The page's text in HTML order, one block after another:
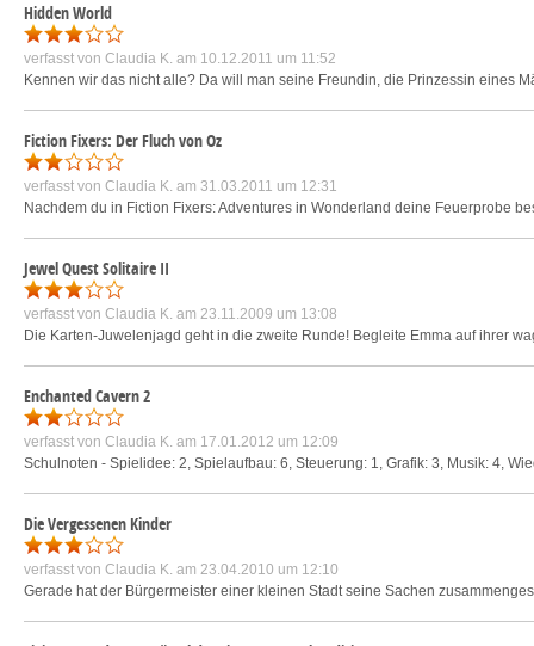
Hidden World
verfasst von Claudia K. am 10.12.2011 um 11:52
Kennen wir das nicht alle? Da will man seine Freundin, die Prinzessin eines
Fiction Fixers: Der Fluch von Oz
verfasst von Claudia K. am 31.03.2011 um 12:31
Nachdem du in Fiction Fixers: Adventures in Wonderland deine Feuerprobe
Jewel Quest Solitaire II
verfasst von Claudia K. am 23.11.2009 um 13:08
Die Karten-Juwelenjagd geht in die zweite Runde! Begleite Emma auf ihrer
Enchanted Cavern 2
verfasst von Claudia K. am 17.01.2012 um 12:09
Schulnoten - Spielidee: 2, Spielaufbau: 6, Steuerung: 1, Grafik: 3, Musik: 4,
Die Vergessenen Kinder
verfasst von Claudia K. am 23.04.2010 um 12:10
Gerade hat der Bürgermeister einer kleinen Stadt seine Sachen